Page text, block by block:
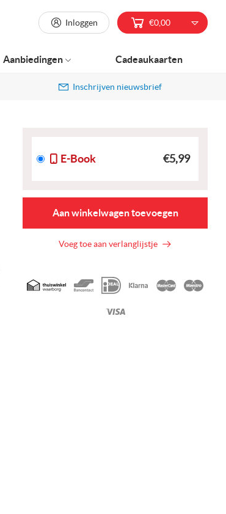
Inschrijven nieuwsbrief
E-Book €5,99
Aan winkelwagen toevoegen
Voeg toe aan verlanglijstje
Geaccepteerde
betaalmethoden
Inloggen €0,00
Aanbiedingen Cadeaukaarten